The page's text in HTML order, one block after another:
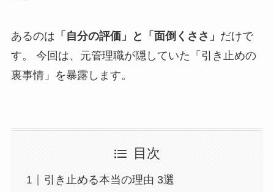
あるのは 「自分の評価」と「面倒くささ」 だけで
す。 今回は、元管理職が隠していた「引き止めの
裏事情」を暴露します。
目次
引き止める本当の理由 3選